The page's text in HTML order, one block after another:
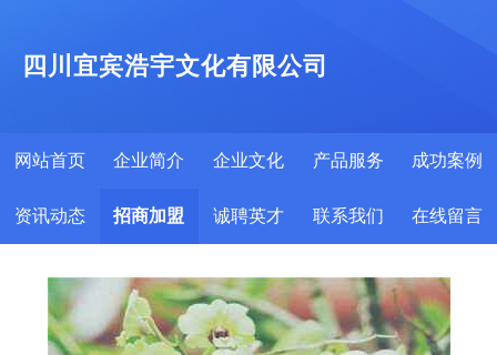
四川宜宾浩宇文化有限公司
网站首页 企业简介 企业文化 产品服务 成功案例
资讯动态 招商加盟 诚聘英才 联系我们 在线留言